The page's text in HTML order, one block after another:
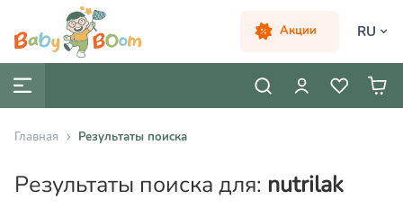
Акции RU
Главная Результаты поиска
Результаты поиска для: nutrilak